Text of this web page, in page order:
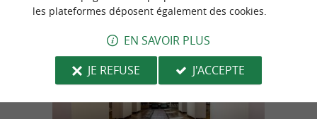
n
o
t
r
e
c
o
u
p
d
e
c
o
e
u
r
les plateformes déposent également des cookies.
EN SAVOIR PLUS
JE REFUSE
J'ACCEPTE